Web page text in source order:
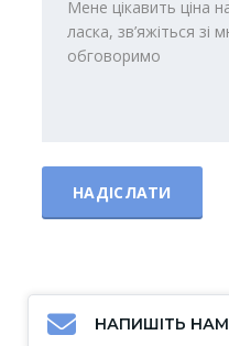
НАПИШІТЬ НАМ